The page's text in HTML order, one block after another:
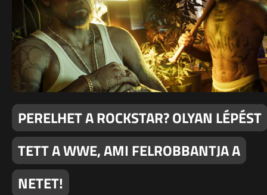
PERELHET A ROCKSTAR? OLYAN LÉPÉST
TETT A WWE, AMI FELROBBANTJA A
NETET!